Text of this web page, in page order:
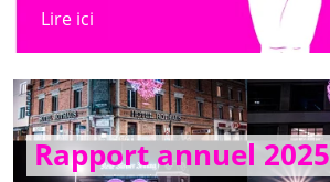
Lire ici
Rapport annuel 2025